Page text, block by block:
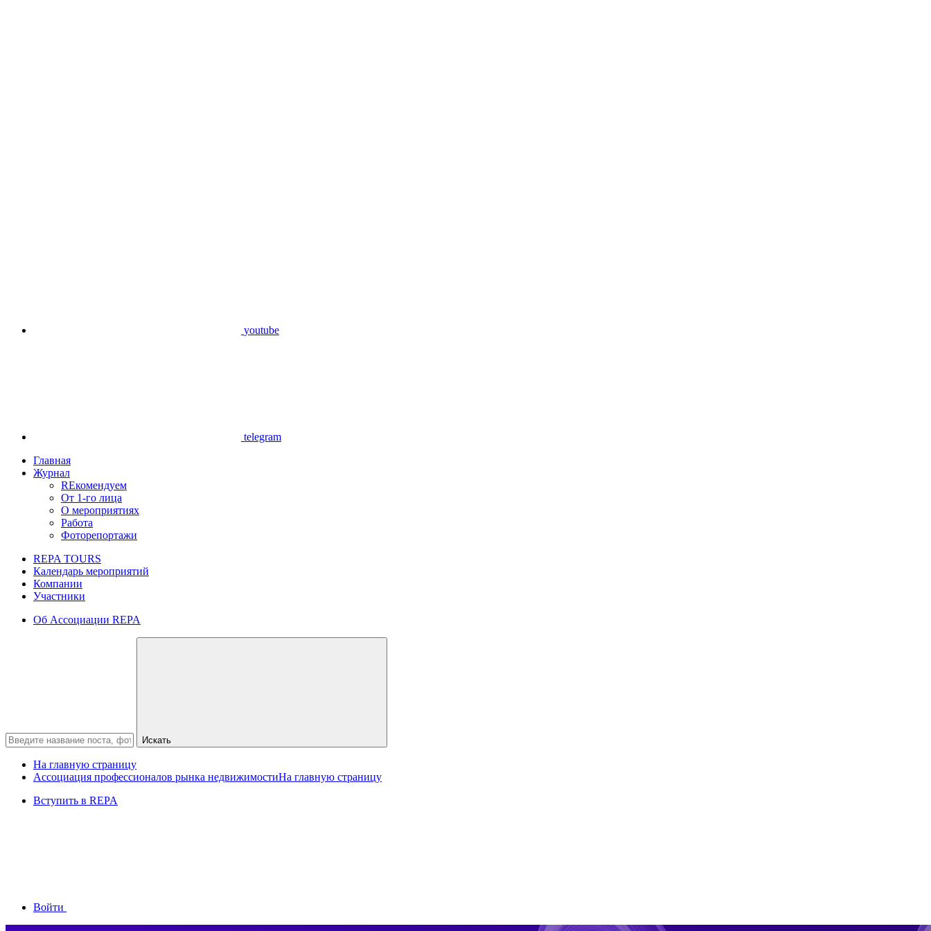
youtube
telegram
Главная
Журнал
REкомендуем
От 1-го лица
О мероприятиях
Работа
Фоторепортажи
REPA TOURS
Календарь мероприятий
Компании
Участники
Об Ассоциации REPA
Искать
На главную страницу
Ассоциация профессионалов рынка недвижимостиНа главную страницу
Вступить в REPA
Войти